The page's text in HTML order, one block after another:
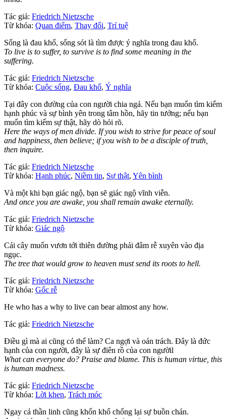
Tác giả: Friedrich Nietzsche
Từ khóa: Quan điểm, Thay đổi, Trí tuệ
Sống là đau khổ, sống sót là tìm được ý nghĩa trong đau khổ.
To live is to suffer, to survive is to find some meaning in the
suffering.
Tác giả: Friedrich Nietzsche
Từ khóa: Cuộc sống, Đau khổ, Ý nghĩa
Tại đây con đường của con người chia ngả. Nếu bạn muốn tìm kiếm
hạnh phúc và sự bình yên trong tâm hồn, hãy tin tưởng; nếu bạn
muốn tìm kiếm sự thật, hãy dò hỏi rõ.
Here the ways of men divide. If you wish to strive for peace of soul
and happiness, then believe; if you wish to be a disciple of truth,
then inquire.
Tác giả: Friedrich Nietzsche
Từ khóa: Hạnh phúc, Niềm tin, Sự thật, Yên bình
Và một khi bạn giác ngộ, bạn sẽ giác ngộ vĩnh viễn.
And once you are awake, you shall remain awake eternally.
Tác giả: Friedrich Nietzsche
Từ khóa: Giác ngộ
Cái cây muốn vươn tới thiên đường phải đâm rễ xuyên vào địa
ngục.
The tree that would grow to heaven must send its roots to hell.
Tác giả: Friedrich Nietzsche
Từ khóa: Gốc rễ
He who has a why to live can bear almost any how.
Tác giả: Friedrich Nietzsche
Điều gì mà ai cũng có thể làm? Ca ngợi và oán trách. Đây là đức
hạnh của con người, đây là sự điên rồ của con ngườil
What can everyone do? Praise and blame. This is human virtue, this
is human madness.
Tác giả: Friedrich Nietzsche
Từ khóa: Lời khen, Trách móc
Ngay cả thần linh cũng khốn khổ chống lại sự buồn chán.